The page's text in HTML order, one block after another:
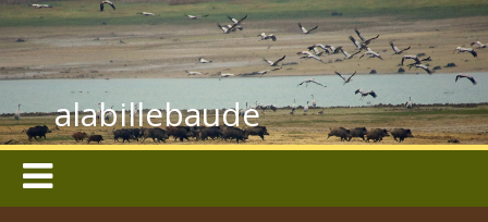
alabillebaude